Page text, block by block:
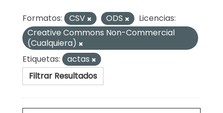
Formatos: CSV ODS
Licencias:
Creative Commons Non-Commercial
(Cualquiera)
Etiquetas:
actas
Filtrar Resultados